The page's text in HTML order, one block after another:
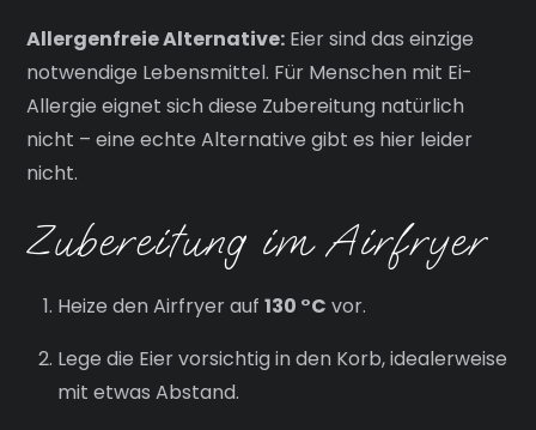
Allergenfreie Alternative: Eier sind das einzige
notwendige Lebensmittel. Für Menschen mit Ei-
Allergie eignet sich diese Zubereitung natürlich
nicht – eine echte Alternative gibt es hier leider
nicht.
Zubereitung im Airfryer
Heize den Airfryer auf 130 °C vor.
Lege die Eier vorsichtig in den Korb, idealerweise
mit etwas Abstand.